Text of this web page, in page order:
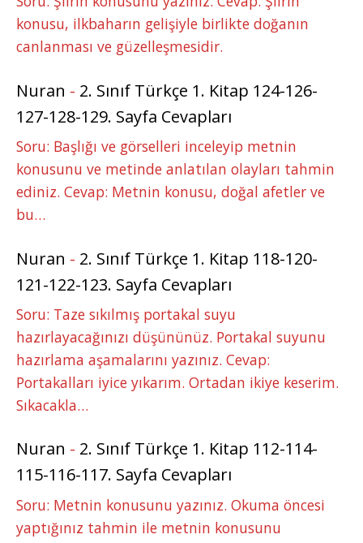
konusu, ilkbaharın gelişiyle birlikte doğanın
canlanması ve güzelleşmesidir.
Nuran - 2. Sınıf Türkçe 1. Kitap 124-126-
127-128-129. Sayfa Cevapları
Soru: Başlığı ve görselleri inceleyip metnin
konusunu ve metinde anlatılan olayları tahmin
ediniz. Cevap: Metnin konusu, doğal afetler ve
bu…
Nuran - 2. Sınıf Türkçe 1. Kitap 118-120-
121-122-123. Sayfa Cevapları
Soru: Taze sıkılmış portakal suyu
hazırlayacağınızı düşününüz. Portakal suyunu
hazırlama aşamalarını yazınız. Cevap:
Portakalları iyice yıkarım. Ortadan ikiye keserim.
Sıkacakla…
Nuran - 2. Sınıf Türkçe 1. Kitap 112-114-
115-116-117. Sayfa Cevapları
Soru: Metnin konusunu yazınız. Okuma öncesi
yaptığınız tahmin ile metnin konusunu